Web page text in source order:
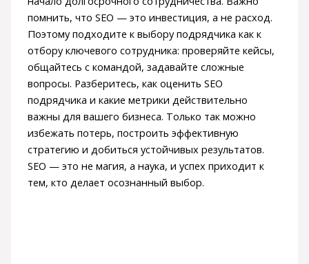
помнить, что SEO — это инвестиция, а не расход.
Поэтому подходите к выбору подрядчика как к
отбору ключевого сотрудника: проверяйте кейсы,
общайтесь с командой, задавайте сложные
вопросы. Разберитесь, как оценить SEO
подрядчика и какие метрики действительно
важны для вашего бизнеса. Только так можно
избежать потерь, построить эффективную
стратегию и добиться устойчивых результатов.
SEO — это не магия, а наука, и успех приходит к
тем, кто делает осознанный выбор.